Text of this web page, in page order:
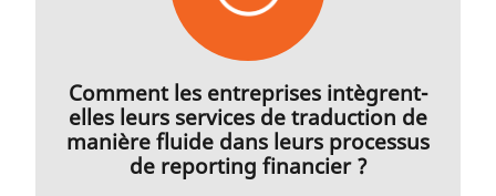
Comment les entreprises intègrent-
elles leurs services de traduction de
manière fluide dans leurs processus
de reporting financier ?